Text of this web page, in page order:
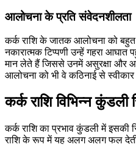
आलोचना के प्रति संवेदनशीलता
कर्क राशि के जातक आलोचना को
नकारात्मक टिप्पणी उन्हें गहरा आघात
मान लेते हैं जिससे उनमें असुरक्षा और
आलोचना को भी वे कठिनाई से
कर्क राशि विभिन्न कुंडली
कर्क राशि का प्रभाव कुंडली में इसकी
राशि के रूप में यह अलग अलग फल